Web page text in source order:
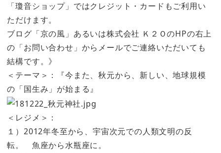
「瓊音ショップ」ではクレジット・カードもご利用い
ただけます。
ブログ「京の風」あるいは株式会社 Ｋ２ＯのHPの右上
の「お問い合わせ」からメールでご連絡いただいても
結構です。》
＜テーマ＞：『今また、秋元から、新しい、地球規模
の「国生み」が始まる』
＜レジメ＞：
１）2012年冬至から、宇宙次元での人類文明の反
転。 魚座から水瓶座に。